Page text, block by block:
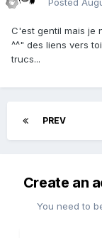
Posted
C'est gentil mais je
^^" des liens vers
trucs...
PREV
Create an
You need to